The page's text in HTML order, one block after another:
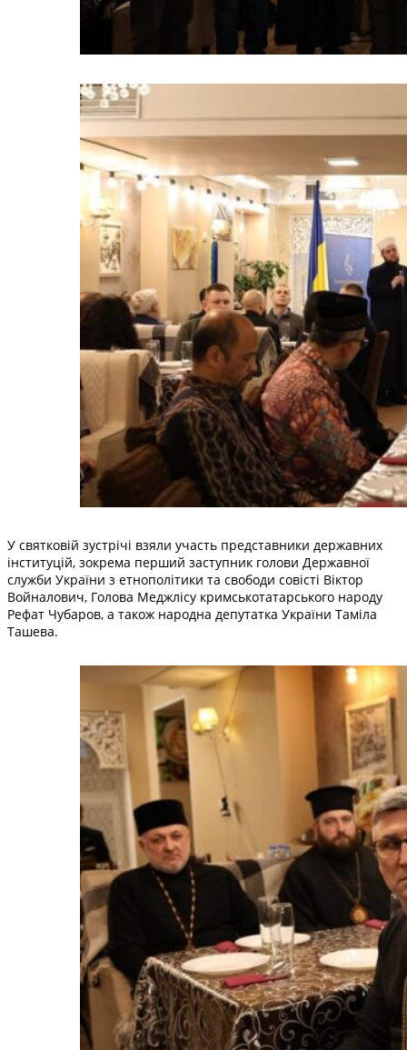
У святковій зустрічі взяли участь представники державних
інституцій, зокрема перший заступник голови Державної
служби України з етнополітики та свободи совісті Віктор
Войналович, Голова Меджлісу кримськотатарського народу
Рефат Чубаров, а також народна депутатка України Таміла
Ташева.